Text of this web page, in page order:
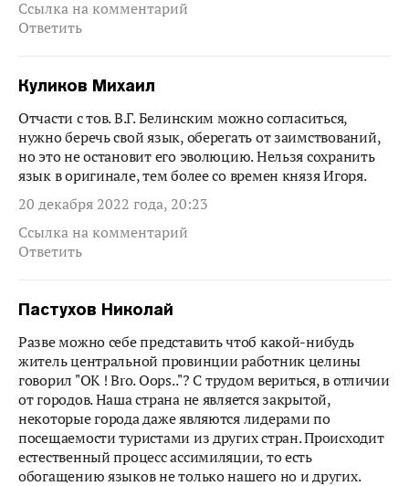
Ссылка на комментарий
Ответить
Куликов Михаил
Отчасти с тов. В.Г. Белинским можно согласиться,
нужно беречь свой язык, оберегать от заимствований,
но это не остановит его эволюцию. Нельзя сохранить
язык в оригинале, тем более со времен князя Игоря.
20 декабря 2022 года, 20:23
Ссылка на комментарий
Ответить
Пастухов Николай
Разве можно себе представить чтоб какой-нибудь
житель центральной провинции работник целины
говорил "OK ! Bro. Oops.."? С трудом вериться, в отличии
от городов. Наша страна не является закрытой,
некоторые города даже являются лидерами по
посещаемости туристами из других стран. Происходит
естественный процесс ассимиляции, то есть
обогащению языков не только нашего но и других.